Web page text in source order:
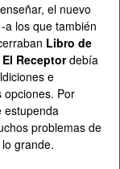
el nuevo
-a los que también
Libro de
El Receptordebía
e
opciones. Por
estupenda
problemas de
grande.